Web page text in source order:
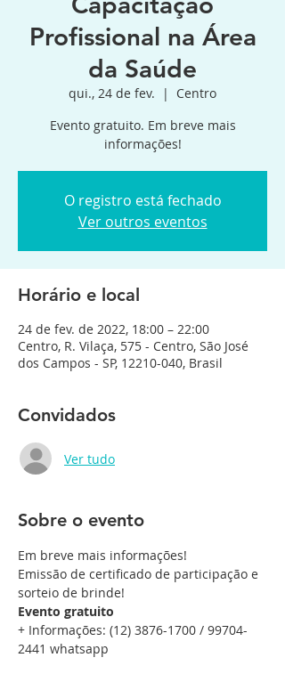
Profissional na Área
da Saúde
qui., 24 de fev.
  |
Centro
Evento gratuito. Em breve mais
informações!
O registro está fechado
Ver outros eventos
Horário e local
24 de fev. de 2022, 18:00 – 22:00
Centro, R. Vilaça, 575 - Centro, São José
dos Campos - SP, 12210-040, Brasil
Convidados
Ver tudo
Sobre o evento
Em breve mais informações!
Emissão de certificado de participação e
sorteio de brinde!
Evento gratuito
+ Informações: (12) 3876-1700 / 99704-
2441 whatsapp